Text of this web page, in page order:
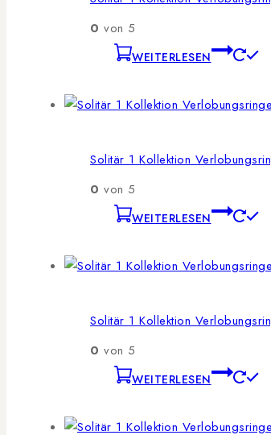
0 von 5
WEITERLESEN
Solitär 1 Kollektion
0 von 5
WEITERLESEN
Solitär 1 Kollektion
0 von 5
WEITERLESEN